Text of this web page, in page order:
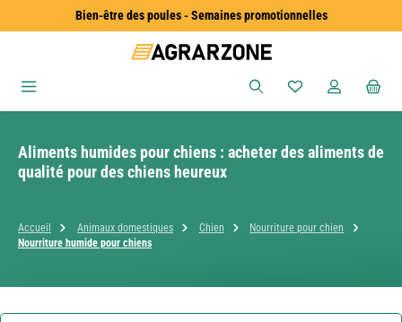
Passer au contenu principalBien-être des poules - Semaines promotionnelles
Vous avez 0
Aliments humides pour chiens : acheter des aliments de
qualité pour des chiens heureux
Accueil Animaux domestiques Chien
Nourriture pour chien
Nourriture humide pour chiens